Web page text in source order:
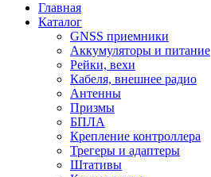
Главная
Каталог
GNSS приемники
Аккумуляторы и питание
Рейки, вехи
Кабеля, внешнее радио
Антенны
Призмы
БПЛА
Крепление контроллера
Трегеры и адаптеры
Штативы